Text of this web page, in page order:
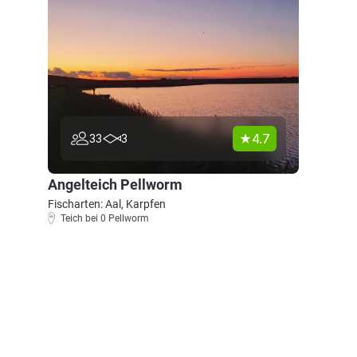
33 3 4.7
Angelteich Pellworm
Fischarten: Aal, Karpfen
Teich bei 0 Pellworm